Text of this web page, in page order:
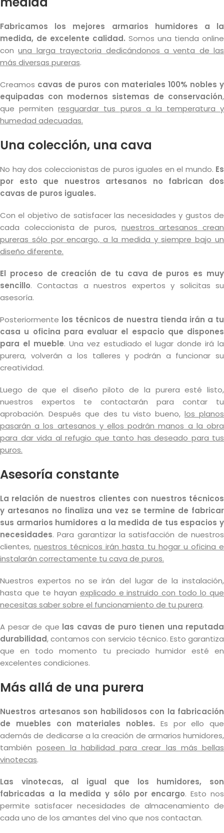
Fabricamos los mejores armarios humidores a la
medida, de excelente calidad. Somos una tienda online
conuna larga trayectoria dedicándonos a venta de las
más diversas pureras.
Creamos cavas de puros con materiales 100% nobles y
equipadas con modernos sistemas de conservación,
que permitenresguardar tus puros a la temperatura y
humedad adecuadas.
Una colección, una cava
No hay dos coleccionistas de puros iguales en el mundo. Es
por esto que nuestros artesanos no fabrican dos
cavas de puros iguales.
Con el objetivo de satisfacer las necesidades y gustos de
cada coleccionista de puros, nuestros artesanos crean
pureras sólo por encargo, a la medida y siempre bajo un
diseño diferente.
El proceso de creación de tu cava de puros es muy
sencillo. Contactas a nuestros expertos y solicitas su
asesoría.
Posteriormente los técnicos de nuestra tienda irán a tu
casa u oficina para evaluar el espacio que dispones
para el mueble. Una vez estudiado el lugar donde irá la
purera, volverán a los talleres y podrán a funcionar su
creatividad.
Luego de que el diseño piloto de la purera esté listo,
nuestros expertos te contactarán para contar tu
aprobación. Después que des tu visto bueno,los planos
pasarán a los artesanos y ellos podrán manos a la obra
para dar vida al refugio que tanto has deseado para tus
puros.
Asesoría constante
La relación de nuestros clientes con nuestros técnicos
y artesanos no finaliza una vez se termine de fabricar
sus armarios humidores a la medida de tus espacios y
necesidades. Para garantizar la satisfacción de nuestros
clientes,nuestros técnicos irán hasta tu hogar u oficina e
instalarán correctamente tu cava de puros.
Nuestros expertos no se irán del lugar de la instalación,
hasta que te hayan explicado e instruido con todo lo que
necesitas saber sobre el funcionamiento de tu purera.
A pesar de que las cavas de puro tienen una reputada
durabilidad, contamos con servicio técnico. Esto garantiza
que en todo momento tu preciado humidor esté en
excelentes condiciones.
Más allá de una purera
Nuestros artesanos son habilidosos con la fabricación
de muebles con materiales nobles. Es por ello que
además de dedicarse a la creación de armarios humidores,
tambiénposeen la habilidad para crear las más bellas
vinotecas.
Las vinotecas, al igual que los humidores, son
fabricadas a la medida y sólo por encargo. Esto nos
permite satisfacer necesidades de almacenamiento de
cada uno de los amantes del vino que nos contactan.